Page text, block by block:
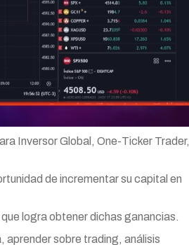
Inversor Global, One-Ticker Trader,
de incrementar su capital en
logra obtener dichas ganancias.
aprender sobre trading, análisis